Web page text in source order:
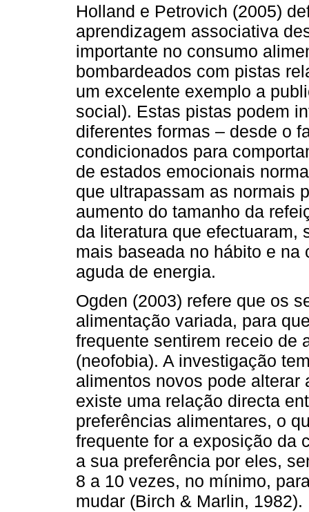
Holland e Petrovich (2005)
aprendizagem associativa
importante no consumo
bombardeados com pistas
um excelente exemplo a
social). Estas pistas podem
diferentes formas – desde o
condicionados para
de estados emocionais
que ultrapassam as normais
aumento do tamanho da
da literatura que efectuaram,
mais baseada no hábito e
aguda de energia.
Ogden (2003) refere que os
alimentação variada, para
frequente sentirem receio de
(neofobia). A investigação
alimentos novos pode
existe uma relação directa
preferências alimentares, o
frequente for a exposição da
a sua preferência por eles,
8 a 10 vezes, no mínimo,
mudar (Birch & Marlin, 1982).